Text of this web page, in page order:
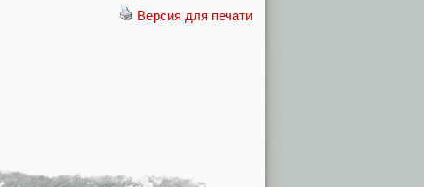
Версия для печати